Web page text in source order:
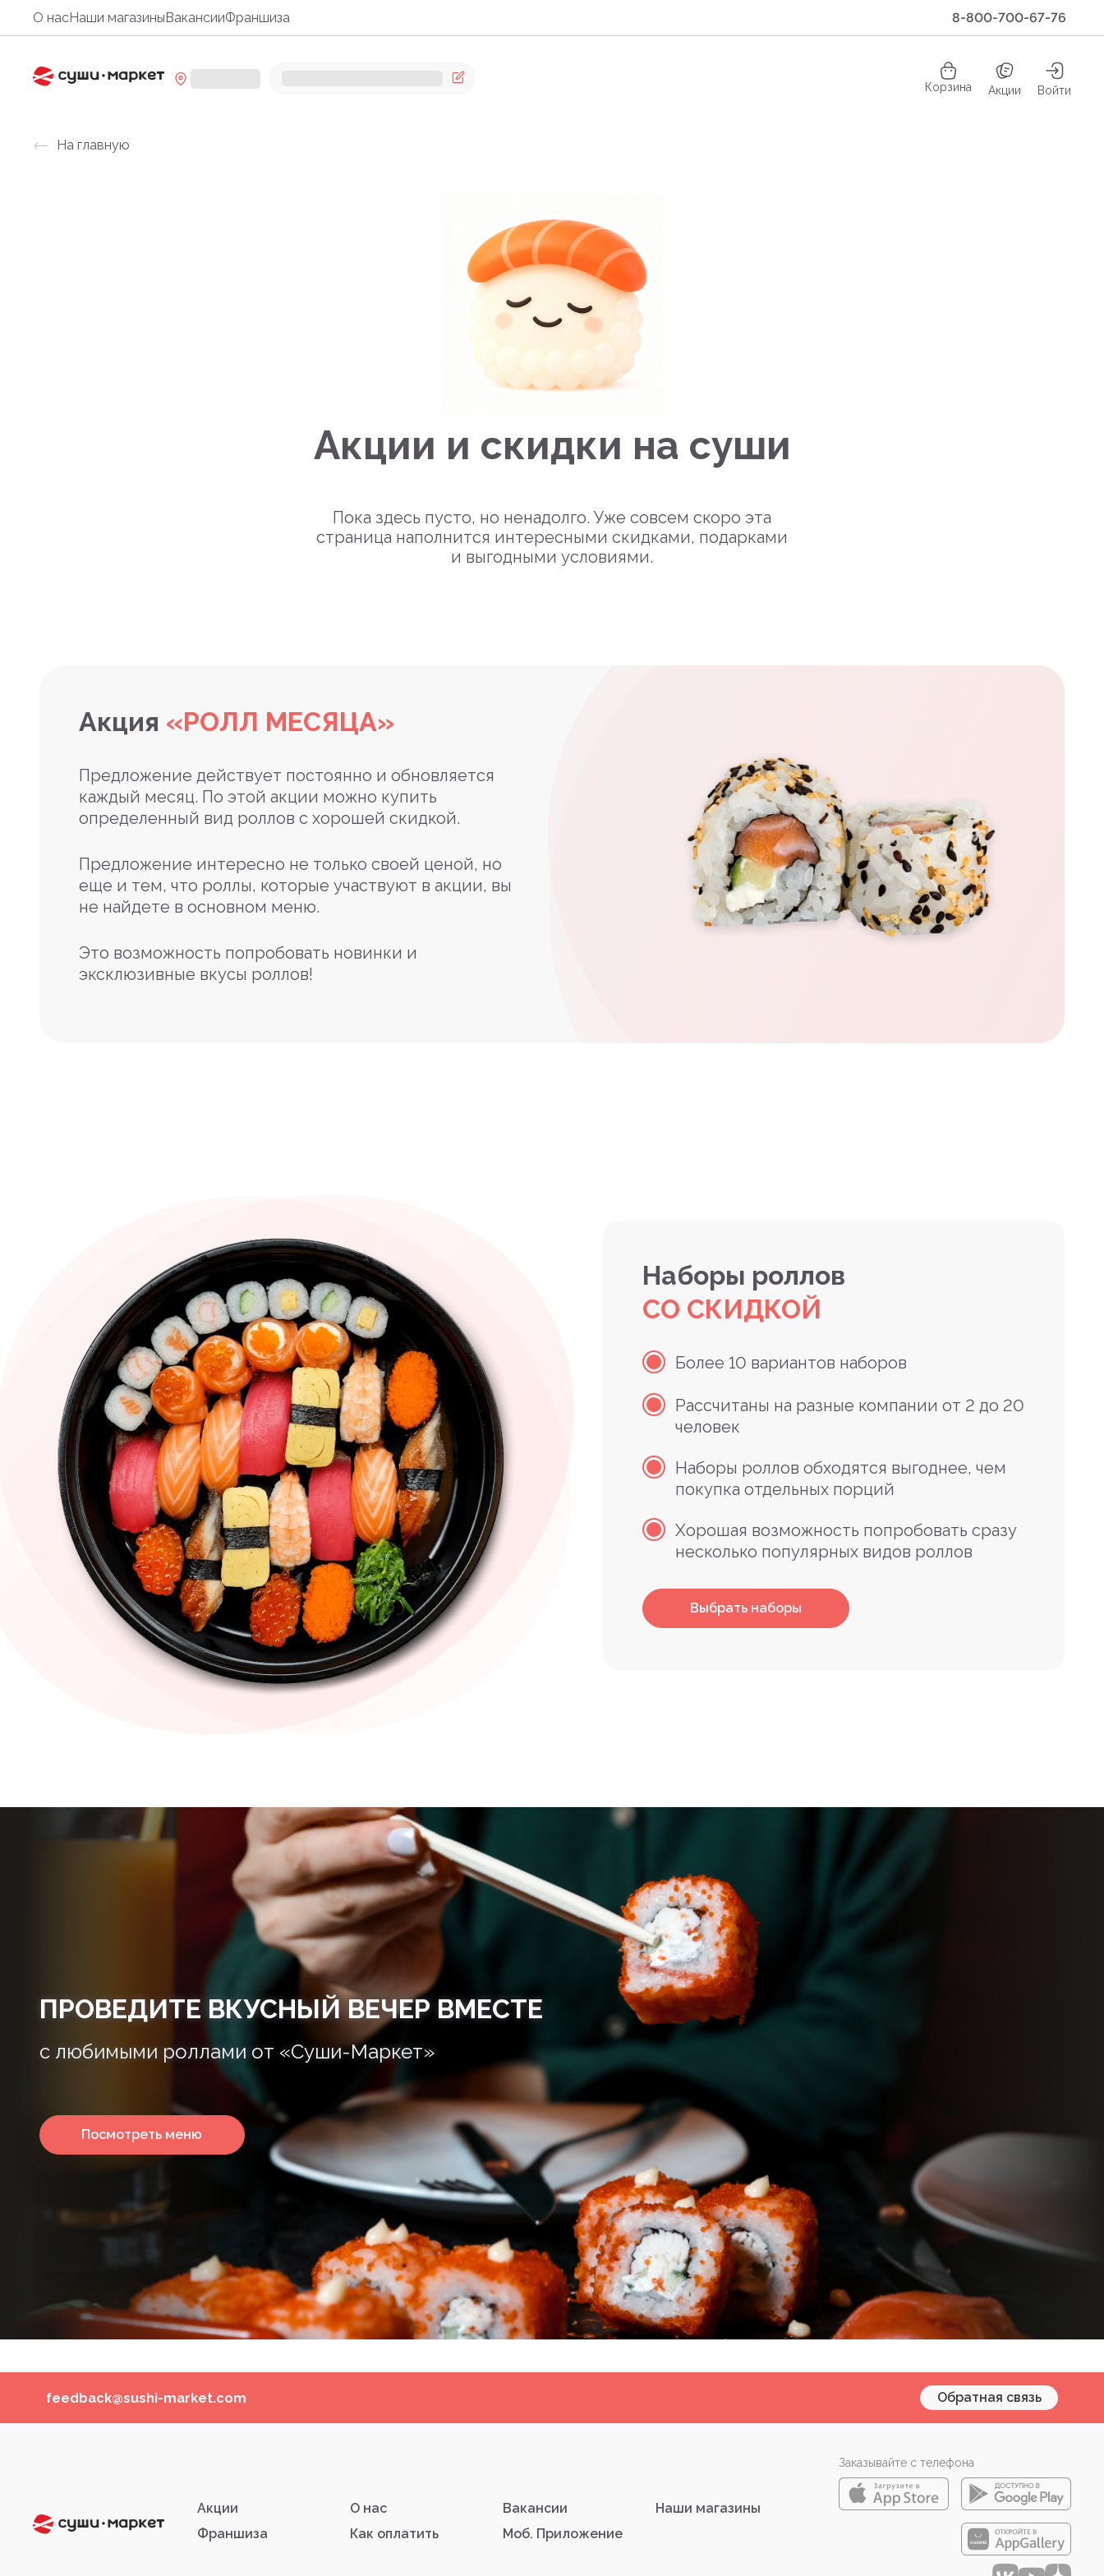
О насНаши магазиныВакансииФраншиза 8-800-700-67-76
Корзина Акции Войти
На главную
Акции и скидки на суши
Пока здесь пусто, но ненадолго. Уже совсем скоро эта
страница наполнится интересными скидками, подарками
и выгодными условиями.
Акция «РОЛЛ МЕСЯЦА»
Предложение действует постоянно и обновляется
каждый месяц. По этой акции можно купить
определенный вид роллов с хорошей скидкой.
Предложение интересно не только своей ценой, но
еще и тем, что роллы, которые участвуют в акции, вы
не найдете в основном меню.
Это возможность попробовать новинки и
эксклюзивные вкусы роллов!
Наборы роллов
СО СКИДКОЙ
Более 10 вариантов наборов
Рассчитаны на разные компании от 2 до 20
человек
Наборы роллов обходятся выгоднее, чем
покупка отдельных порций
Хорошая возможность попробовать сразу
несколько популярных видов роллов
Выбрать наборы
ПРОВЕДИТЕ ВКУСНЫЙ ВЕЧЕР ВМЕСТЕ
с любимыми роллами от «Суши-Маркет»
Посмотреть меню
feedback@sushi-market.com Обратная связь
Акции О нас Вакансии
Наши магазины
Франшиза
Как оплатить Моб. Приложение
Заказывайте с телефона